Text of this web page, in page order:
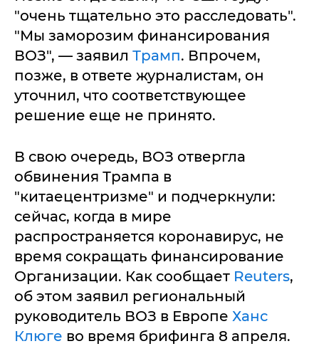
"очень тщательно это расследовать".
"Мы заморозим финансирования
ВОЗ", — заявил Трамп. Впрочем,
позже, в ответе журналистам, он
уточнил, что соответствующее
решение еще не принято.
В свою очередь, ВОЗ отвергла
обвинения Трампа в
"китаецентризме" и подчеркнули:
сейчас, когда в мире
распространяется коронавирус, не
время сокращать финансирование
Организации. Как сообщает Reuters,
об этом заявил региональный
руководитель ВОЗ в Европе Ханс
Клюге во время брифинга 8 апреля.